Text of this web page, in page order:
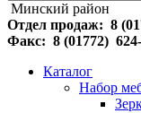
Минский район
Отдел продаж: 8
Факс: 8 (01772)
Каталог
Набор